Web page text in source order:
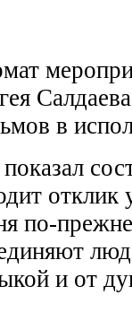
в
отклик
по-
и от